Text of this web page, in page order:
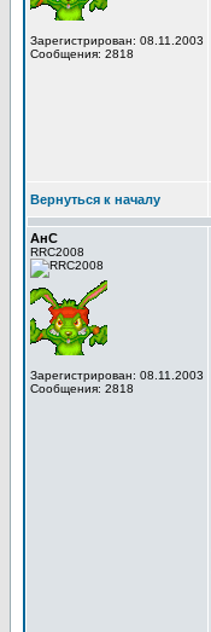
Зарегистрирован: 08.11.2003
Сообщения: 2818
Вернуться к началу
АнС
RRC2008
Зарегистрирован: 08.11.2003
Сообщения: 2818